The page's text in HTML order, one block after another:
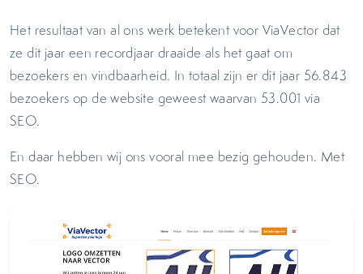
Het resultaat van al ons werk betekent voor ViaVector dat
ze dit jaar een recordjaar draaide als het gaat om
bezoekers en vindbaarheid. In totaal zijn er dit jaar 56.843
bezoekers op de website geweest waarvan 53.001 via
SEO.
En daar hebben wij ons vooral mee bezig gehouden. Met
SEO.